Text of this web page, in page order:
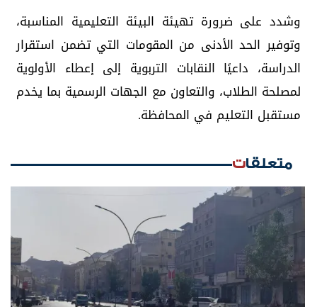
وشدد على ضرورة تهيئة البيئة التعليمية المناسبة،
وتوفير الحد الأدنى من المقومات التي تضمن استقرار
الدراسة، داعيًا النقابات التربوية إلى إعطاء الأولوية
لمصلحة الطلاب، والتعاون مع الجهات الرسمية بما يخدم
مستقبل التعليم في المحافظة.
متعلقات